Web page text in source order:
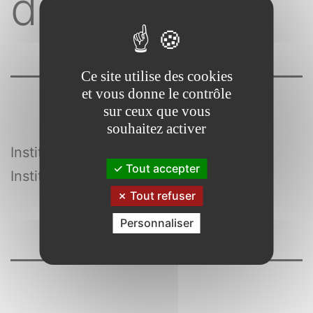
Institut de l’humanitaire . France
Institut de l’humanitaire
Ce site utilise des cookies
et vous donne le contrôle
sur ceux que vous
souhaitez activer
Tout accepter
Tout refuser
Personnaliser